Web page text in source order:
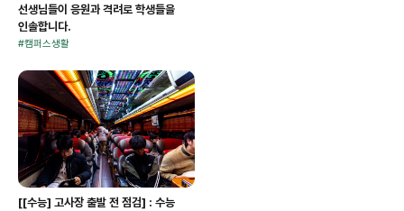
선생님들이 응원과 격려로 학생들을
인솔합니다.
#캠퍼스생활
[[수능] 고사장 출발 전 점검] : 수능